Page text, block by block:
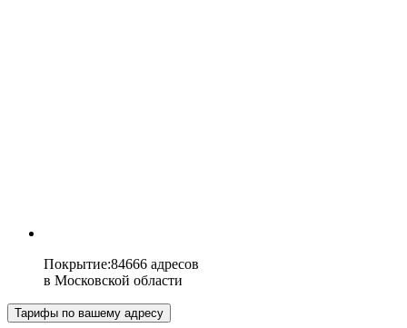
Покрытие:84666 адресов
в Московской области
Тарифы по вашему адресу